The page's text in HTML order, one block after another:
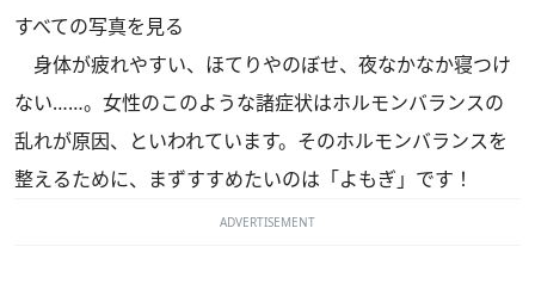
すべての写真を見る
身体が疲れやすい、ほてりやのぼせ、夜なかなか寝つけ
ない……。女性のこのような諸症状はホルモンバランスの
乱れが原因、といわれています。そのホルモンバランスを
整えるために、まずすすめたいのは「よもぎ」です！
ADVERTISEMENT